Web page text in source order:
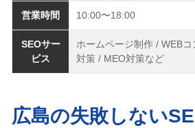
営業時間 10:00〜18:00
SEOサー
ビス
ホームページ制作 / WEB
対策 / MEO対策など
広島の失敗しない